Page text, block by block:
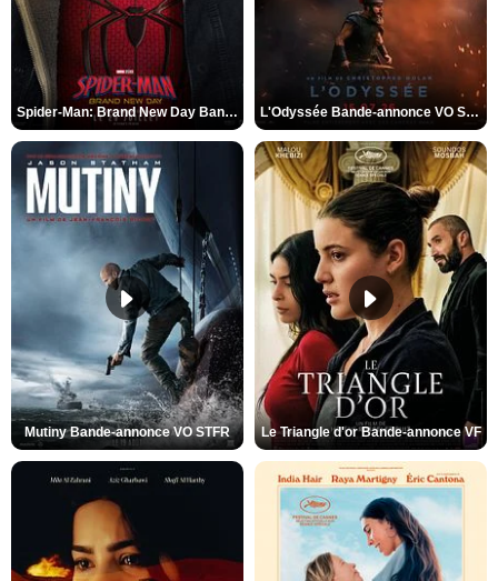
Spider-Man: Brand New Day Bande-annonce VO STFR L'Odyssée Bande-annonce VO STFR
Mutiny Bande-annonce VO STFR Le Triangle d'or Bande-annonce VF